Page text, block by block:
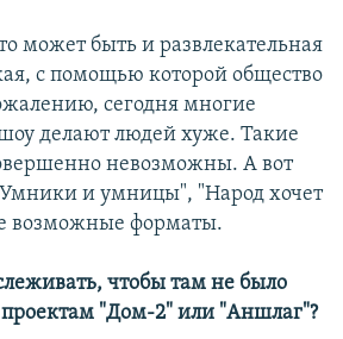
может быть и развлекательная
с помощью которой общество
сегодня многие
делают людей хуже. Такие
невозможны. А вот
и умницы", "Народ хочет
возможные форматы.
чтобы там не было
проектам "Дом-2" или "Аншлаг"?